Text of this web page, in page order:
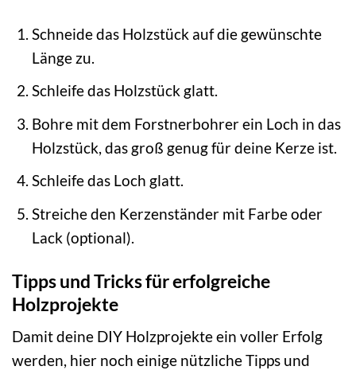
Schneide das Holzstück auf die gewünschte
Länge zu.
Schleife das Holzstück glatt.
Bohre mit dem Forstnerbohrer ein Loch in das
Holzstück, das groß genug für deine Kerze ist.
Schleife das Loch glatt.
Streiche den Kerzenständer mit Farbe oder
Lack (optional).
Tipps und Tricks für erfolgreiche
Holzprojekte
Damit deine DIY Holzprojekte ein voller Erfolg
werden, hier noch einige nützliche Tipps und